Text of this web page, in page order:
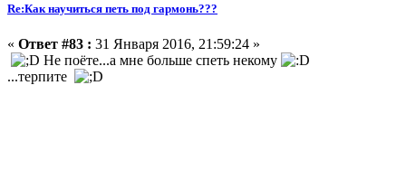
Re:Как научиться петь под гармонь???
« Ответ #83 : 31 Января 2016, 21:59:24 »
Не поёте...а мне больше спеть некому
...терпите